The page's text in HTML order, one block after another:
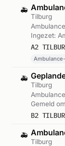
🚑
Tilburg
Ingezet:
om 09:39.
A2
🚑
Tilburg
Gemeld
B2
🚑
Tilburg